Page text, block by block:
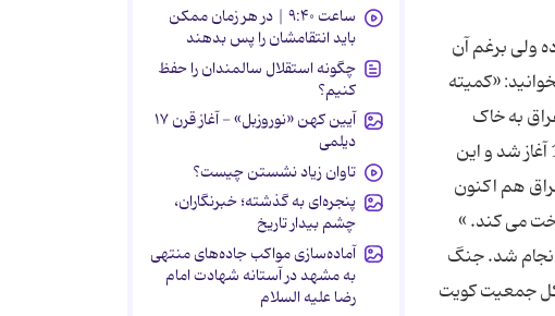
ولی برغم آن
«کمیته
به خاک
کویت را به ارزش یک میلیارد و 60 میلیون دلار به این کشور پرداخت کرد. پرداخت غرامت جنگی به کویت از سال 1994 آغاز شد و این
نیز باقی مانده است. عراق هم اکنون
می کند. »
جنگ ایران و عراق انجام شد. جنگ
حدود 6 ماه بود. تقریباً به اندازه کل جمعیت کویت
ساعت ۹:۴۰ | در هر زمان ممکن
باید انتقامشان را پس بدهند
چگونه استقلال سالمندان را حفظ
کنیم؟
آیین کهن «نوروزبل» - آغاز قرن ۱۷
دیلمی
تاوان زیاد نشستن چیست؟
پنجره‌ای به گذشته؛ خبرنگاران،
چشم بیدار تاریخ
آماده‌سازی مواکب جاده‌های منتهی
به مشهد در آستانه شهادت امام
رضا علیه السلام